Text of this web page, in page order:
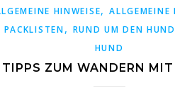
HINWEISE,ALLGEMEINE
PACKLISTEN, RUND UM DEN HUND
HUND
TIPPS ZUM WANDERN